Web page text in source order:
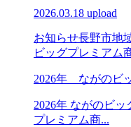
2026.03.18 upload
お知らせ長野市地
ビッグプレミアム
2026年 ながのビ
2026年 ながのビ
プレミアム商...